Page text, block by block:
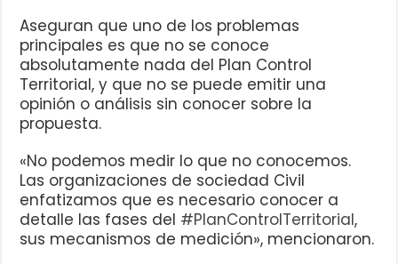
Aseguran que uno de los problemas
principales es que no se conoce
absolutamente nada del Plan Control
Territorial, y que no se puede emitir una
opinión o análisis sin conocer sobre la
propuesta.
«No podemos medir lo que no conocemos.
Las organizaciones de sociedad Civil
enfatizamos que es necesario conocer a
detalle las fases del #PlanControlTerritorial,
sus mecanismos de medición», mencionaron.